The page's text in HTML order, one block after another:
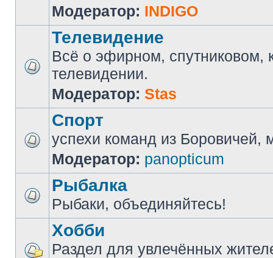
Модератор: INDIGO
Телевидение
Всё о эфирном, спутниковом,
телевидении.
Модератор: Stas
Спорт
успехи команд из Боровичей,
Модератор: panopticum
Рыбалка
Рыбаки, объединяйтесь!
Хобби
Раздел для увлечённых